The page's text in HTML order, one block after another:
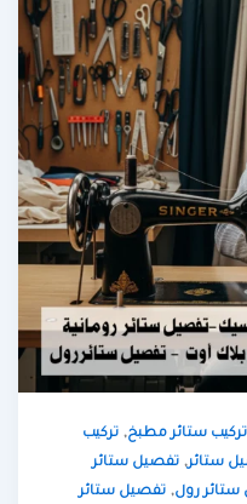
ستائر مطبخ,تركيب
,تفصيل ستائر
رول,تفصيل ستائر